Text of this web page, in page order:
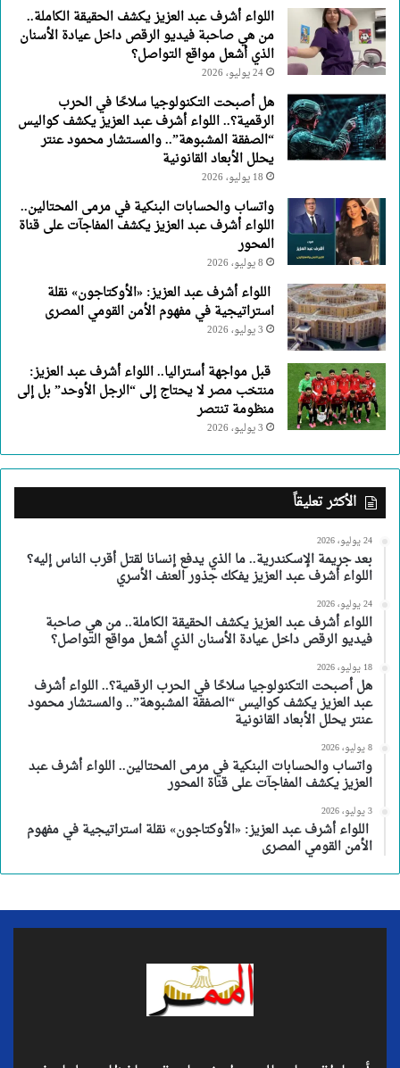
اللواء أشرف عبد العزيز يكشف الحقيقة الكاملة..
من هي صاحبة فيديو الرقص داخل عيادة الأسنان
الذي أشعل مواقع التواصل؟
24 يوليو، 2026
هل أصبحت التكنولوجيا سلاحًا في الحرب
الرقمية؟.. اللواء أشرف عبد العزيز يكشف كواليس
“الصفقة المشبوهة”.. والمستشار محمود عنتر
يحلل الأبعاد القانونية
18 يوليو، 2026
واتساب والحسابات البنكية في مرمى المحتالين..
اللواء أشرف عبد العزيز يكشف المفاجآت على قناة
المحور
8 يوليو، 2026
اللواء أشرف عبد العزيز: «الأوكتاجون» نقلة
استراتيجية في مفهوم الأمن القومي المصرى
3 يوليو، 2026
قبل مواجهة أستراليا.. اللواء أشرف عبد العزيز:
منتخب مصر لا يحتاج إلى “الرجل الأوحد” بل إلى
منظومة تنتصر
3 يوليو، 2026
الأكثر تعليقاً
24 يوليو، 2026
بعد جريمة الإسكندرية.. ما الذي يدفع إنسانا لقتل أقرب الناس إليه؟
اللواء أشرف عبد العزيز يفكك جذور العنف الأسري
24 يوليو، 2026
اللواء أشرف عبد العزيز يكشف الحقيقة الكاملة.. من هي صاحبة
فيديو الرقص داخل عيادة الأسنان الذي أشعل مواقع التواصل؟
18 يوليو، 2026
هل أصبحت التكنولوجيا سلاحًا في الحرب الرقمية؟.. اللواء أشرف
عبد العزيز يكشف كواليس “الصفقة المشبوهة”.. والمستشار محمود
عنتر يحلل الأبعاد القانونية
8 يوليو، 2026
واتساب والحسابات البنكية في مرمى المحتالين.. اللواء أشرف عبد
العزيز يكشف المفاجآت على قناة المحور
3 يوليو، 2026
اللواء أشرف عبد العزيز: «الأوكتاجون» نقلة استراتيجية في مفهوم
الأمن القومي المصرى